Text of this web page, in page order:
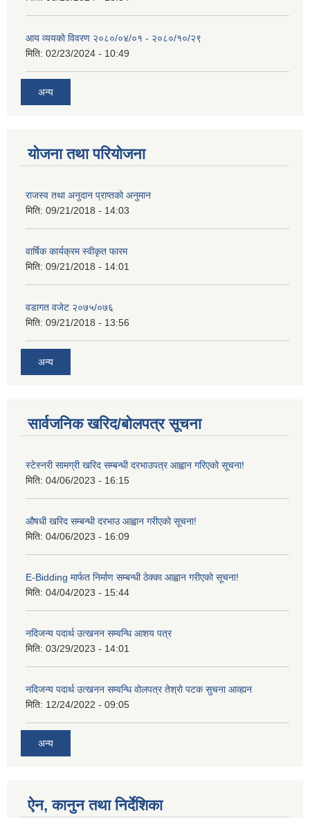
आय व्ययको विवरण २०८०/०४/०१ - २०८०/१०/२९
मिति: 02/23/2024 - 10:49
अन्य
योजना तथा परियोजना
राजस्व तथा अनुदान प्राप्तको अनुमान
मिति: 09/21/2018 - 14:03
वार्षिक कार्यक्रम स्वीकृत फारम
मिति: 09/21/2018 - 14:01
वडागत वजेट २०७५/०७६
मिति: 09/21/2018 - 13:56
अन्य
सार्वजनिक खरिद/बोलपत्र सूचना
स्टेस्नरी सामग्री खरिद सम्बन्धी दरभाउपत्र आह्वान गरिएको सूचना!
मिति: 04/06/2023 - 16:15
औषधी खरिद सम्बन्धी दरभाउ आह्वान गरीएको सूचना!
मिति: 04/06/2023 - 16:09
E-Bidding मार्फत निर्माण सम्बन्धी ठेक्का आह्वान गरीएको सूचना!
मिति: 04/04/2023 - 15:44
नदिजन्य पदार्थ उत्खनन सम्वन्धि आशय पत्र
मिति: 03/29/2023 - 14:01
नदिजन्य पदार्थ उत्खनन सम्वन्धि वोलपत्र तेश्रो पटक सुचना आव्ह्यन
मिति: 12/24/2022 - 09:05
अन्य
ऐन, कानुन तथा निर्देशिका